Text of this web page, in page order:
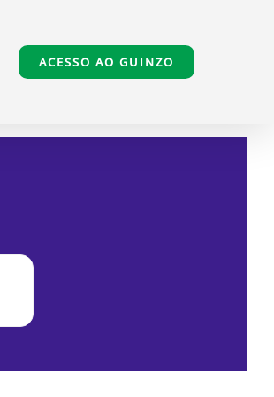
ACESSO AO GUINZO